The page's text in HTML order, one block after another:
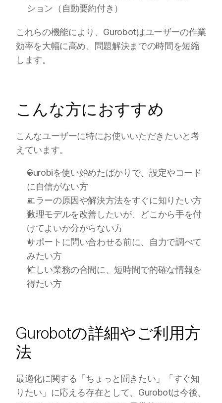
ション（自動要約付き）
これらの機能により、Gurobotはユーザーの作業
効率を大幅に高め、問題解決までの時間を短縮
します。
こんな方におすすめ
こんなユーザーに特にお使いいただきたいと考
えています。
Gurobiを使い始めたばかりで、設定やコード
に自信がない方
エラーの原因や解決方法をすぐに知りたい方
数理モデルを改善したいが、どこから手を付
けてよいか分からない方
サポートに問い合わせる前に、自力で調べて
みたい方
忙しい業務の合間に、短時間で的確な情報を
得たい方
Gurobotの詳細やご利用方
法
最適化に関する「ちょっと聞きたい」「すぐ知
りたい」に応える存在として、Gurobotは今後、